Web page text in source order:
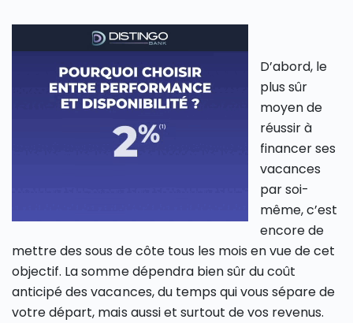
D’abord, le
plus sûr
moyen de
réussir à
financer ses
vacances
par soi-
même, c’est
encore de
mettre des sous de côte tous les mois en vue de cet
objectif. La somme dépendra bien sûr du coût
anticipé des vacances, du temps qui vous sépare de
votre départ, mais aussi et surtout de vos revenus.